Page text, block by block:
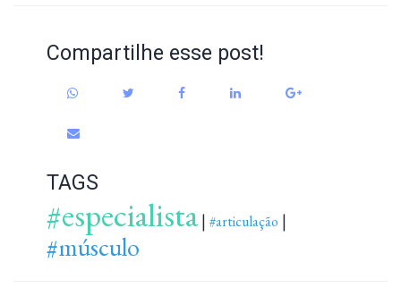
Compartilhe esse post!
TAGS
#especialista|#articulação |
#músculo